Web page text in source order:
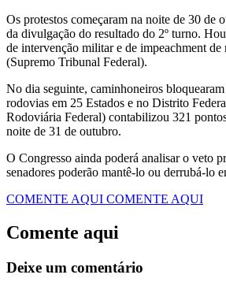
Os protestos começaram na noite de 30 de
da divulgação do resultado do 2º turno.
de intervenção militar e de impeachment
(Supremo Tribunal Federal).
No dia seguinte, caminhoneiros
rodovias em 25 Estados e no Distrito
Rodoviária Federal) contabilizou 321
noite de 31 de outubro.
O Congresso ainda poderá analisar o veto
senadores poderão mantê-lo ou derrubá-lo
COMENTE AQUI COMENTE AQUI
Comente aqui
Deixe um comentário